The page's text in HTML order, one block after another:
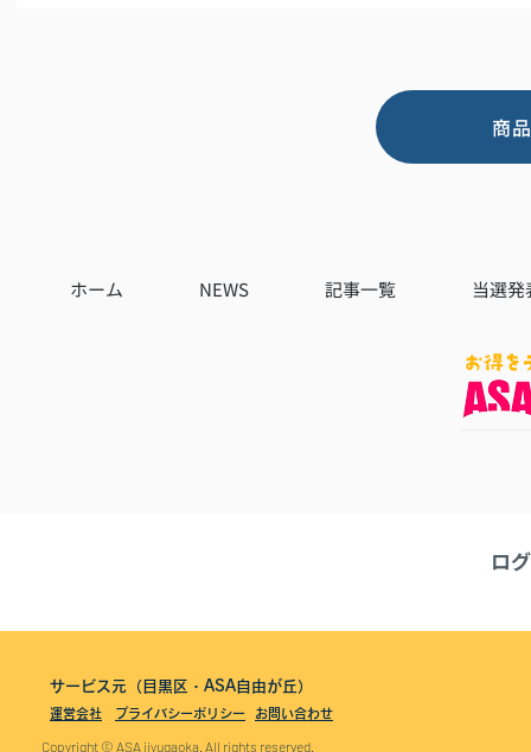
商
ホーム NEWS 記事一覧 当選発
ロ
サービス元（目黒区・ASA自由が丘）
運営会社 プライバシーポリシー お問い合わせ
Copyright © ASA jiyugaoka. All rights reserved.